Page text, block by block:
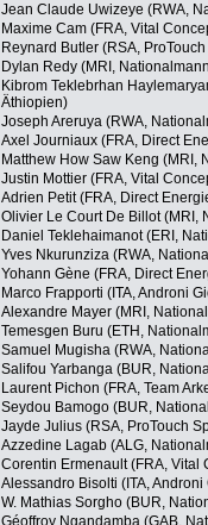
Jean Claude Uwizeye (RWA,
Maxime Cam (FRA, Vital
Reynard Butler (RSA,
Dylan Redy (MRI,
Kibrom Teklebrhan
Äthiopien)
Joseph Areruya (RWA,
Axel Journiaux (FRA, Direct
Matthew How Saw Keng (MRI,
Justin Mottier (FRA, Vital
Adrien Petit (FRA, Direct
Olivier Le Court De Billot (MRI,
Daniel Teklehaimanot (ERI,
Yves Nkurunziza (RWA,
Yohann Gène (FRA, Direct
Marco Frapporti (ITA, Androni
Alexandre Mayer (MRI,
Temesgen Buru (ETH,
Samuel Mugisha (RWA,
Salifou Yarbanga (BUR,
Laurent Pichon (FRA, Team
Seydou Bamogo (BUR,
Jayde Julius (RSA, ProTouch
Azzedine Lagab (ALG,
Corentin Ermenault (FRA, Vital
Alessandro Bisolti (ITA,
W. Mathias Sorgho (BUR,
Géoffroy Ngandamba (GAB,